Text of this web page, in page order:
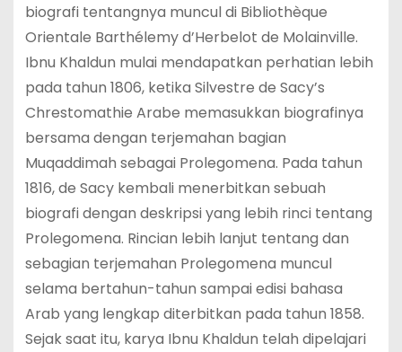
biografi tentangnya muncul di Bibliothèque
Orientale Barthélemy d’Herbelot de Molainville.
Ibnu Khaldun mulai mendapatkan perhatian lebih
pada tahun 1806, ketika Silvestre de Sacy’s
Chrestomathie Arabe memasukkan biografinya
bersama dengan terjemahan bagian
Muqaddimah sebagai Prolegomena. Pada tahun
1816, de Sacy kembali menerbitkan sebuah
biografi dengan deskripsi yang lebih rinci tentang
Prolegomena. Rincian lebih lanjut tentang dan
sebagian terjemahan Prolegomena muncul
selama bertahun-tahun sampai edisi bahasa
Arab yang lengkap diterbitkan pada tahun 1858.
Sejak saat itu, karya Ibnu Khaldun telah dipelajari